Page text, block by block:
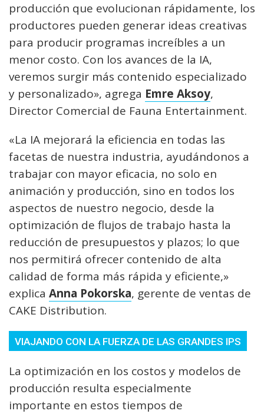
producción que evolucionan rápidamente, los
productores pueden generar ideas creativas
para producir programas increíbles a un
menor costo. Con los avances de la IA,
veremos surgir más contenido especializado
y personalizado», agrega Emre Aksoy,
Director Comercial de Fauna Entertainment.
«La IA mejorará la eficiencia en todas las
facetas de nuestra industria, ayudándonos a
trabajar con mayor eficacia, no solo en
animación y producción, sino en todos los
aspectos de nuestro negocio, desde la
optimización de flujos de trabajo hasta la
reducción de presupuestos y plazos; lo que
nos permitirá ofrecer contenido de alta
calidad de forma más rápida y eficiente,»
explica Anna Pokorska, gerente de ventas de
CAKE Distribution.
VIAJANDO CON LA FUERZA DE LAS GRANDES IPS
La optimización en los costos y modelos de
producción resulta especialmente
importante en estos tiempos de